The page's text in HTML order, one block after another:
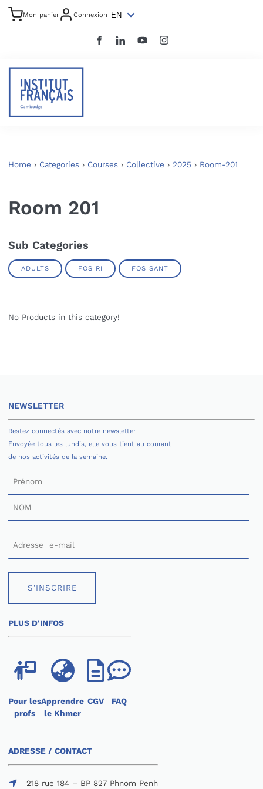
Mon panier Connexion EN
Home › Categories › Courses › Collective › 2025 › Room-201
Room 201
Sub Categories
ADULTS FOS RI FOS SANT
No Products in this category!
NEWSLETTER
Restez connectés avec notre newsletter !
Envoyée tous les lundis, elle vous tient au courant
de nos activités de la semaine.
S'INSCRIRE
PLUS D'INFOS
Pour les
profs
Apprendre
le Khmer
CGV FAQ
ADRESSE / CONTACT
218 rue 184 – BP 827 Phnom Penh